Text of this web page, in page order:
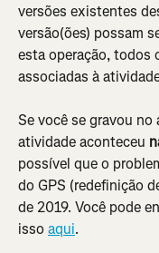
versões existentes
versão(ões) possam
esta operação, todos
associadas à
Se você se gravou
atividade aconteceu
possível que o
do GPS (redefinição
de 2019. Você pode
isso aqui.